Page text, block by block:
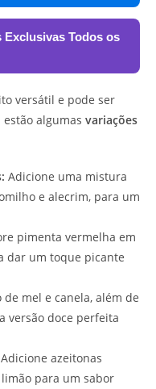
Exclusivas Todos os
versátil e pode ser
algumas variações
Adicione uma mistura
e alecrim, para um
pimenta vermelha em
dar um toque picante
mel e canela, além de
versão doce perfeita
Adicione azeitonas
para um sabor